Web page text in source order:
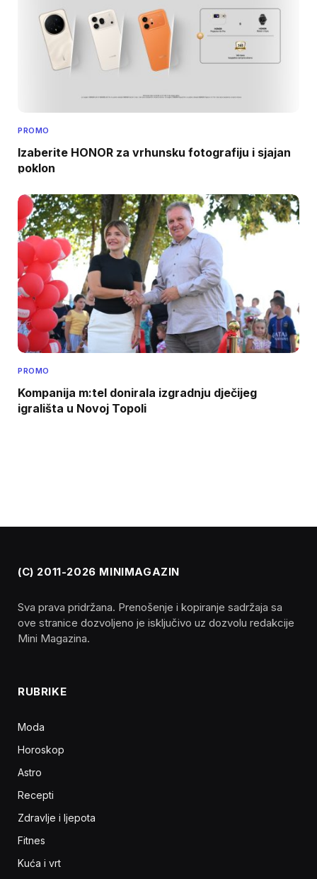
PROMO
Izaberite HONOR za vrhunsku fotografiju i sjajan
poklon
PROMO
Kompanija m:tel donirala izgradnju dječijeg
igrališta u Novoj Topoli
(C) 2011-2026 MINIMAGAZIN
Sva prava pridržana. Prenošenje i kopiranje sadržaja sa
ove stranice dozvoljeno je isključivo uz dozvolu redakcije
Mini Magazina.
RUBRIKE
Moda
Horoskop
Astro
Recepti
Zdravlje i ljepota
Fitnes
Kuća i vrt